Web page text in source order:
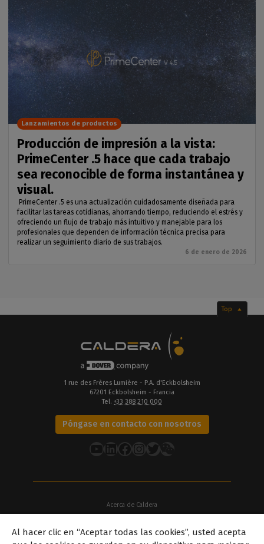
Producción de impresión a la vista:
PrimeCenter .5 hace que cada trabajo
sea reconocible de forma instantánea y
visual.
PrimeCenter .5 es una actualización cuidadosamente diseñada para
facilitar las tareas cotidianas, ahorrando tiempo, reduciendo el estrés y
ofreciendo un flujo de trabajo más intuitivo y manejable para los
profesionales que dependen de información técnica precisa para
realizar un seguimiento diario de sus trabajos.
6 de enero de 2026
Lanzamientos de productos
Top
1 rue des Frères Lumière - P.A. d'Eckbolsheim
67201 Eckbolsheim - Francia
Tel. +33 388 210 000
Póngase en contacto con nosotros
YouTube
LinkedIn
Facebook
Instagram
Twitter
Acerca de Caldera
Acerca de Dover
Al hacer clic en “Aceptar todas las cookies”, usted acepta